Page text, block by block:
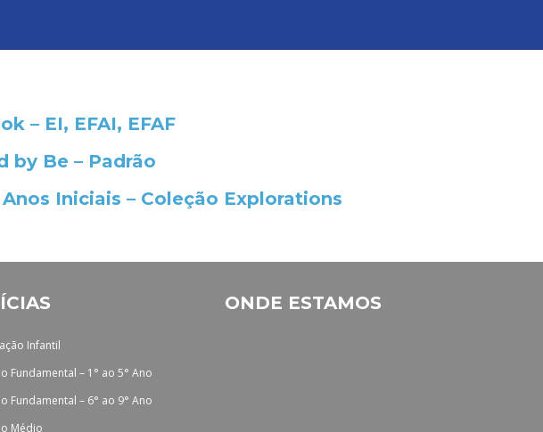
– EI, EFAI, EFAF
by Be – Padrão
Iniciais – Coleção Explorations
Infantil
Fundamental – 1° ao 5° Ano
Fundamental – 6° ao 9° Ano
Médio
ONDE ESTAMOS